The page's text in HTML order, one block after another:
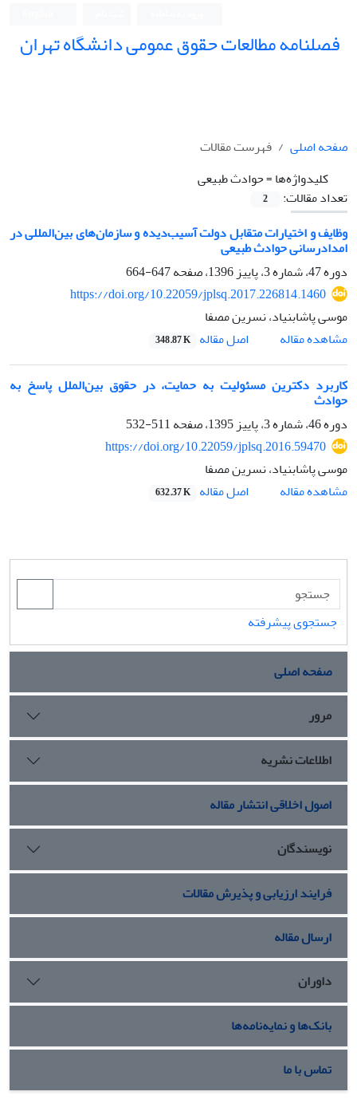
فصلنامه مطالعات حقوق عمومی دانشگاه تهران
صفحه اصلی
فهرست مقالات
کلیدواژه‌ها =حوادث طبیعی
تعداد مقالات:
2
وظایف و اختیارات متقابل دولت آسیب‌دیده و سازمان‌های بین‌المللی در
امدادرسانی حوادث طبیعی
دوره 47، شماره 3، پاییز 1396، صفحه
647-664
https://doi.org/10.22059/jplsq.2017.226814.1460
موسی پاشابنیاد، نسرین مصفا
مشاهده مقاله
اصل مقاله 348.87 K
کاربرد دکترین مسئولیت به حمایت، در حقوق بین‌الملل پاسخ به
حوادث
دوره 46، شماره 3، پاییز 1395، صفحه
511-532
https://doi.org/10.22059/jplsq.2016.59470
موسی پاشابنیاد، نسرین مصفا
مشاهده مقاله
اصل مقاله 632.37 K
جستجوی پیشرفته
صفحه اصلی
مرور
اطلاعات نشریه
اصول اخلاقی انتشار مقاله
نویسندگان
فرایند ارزیابی و پذیرش مقالات
ارسال مقاله
داوران
بانک‌ها و نمایه‌نامه‌ها
تماس با ما